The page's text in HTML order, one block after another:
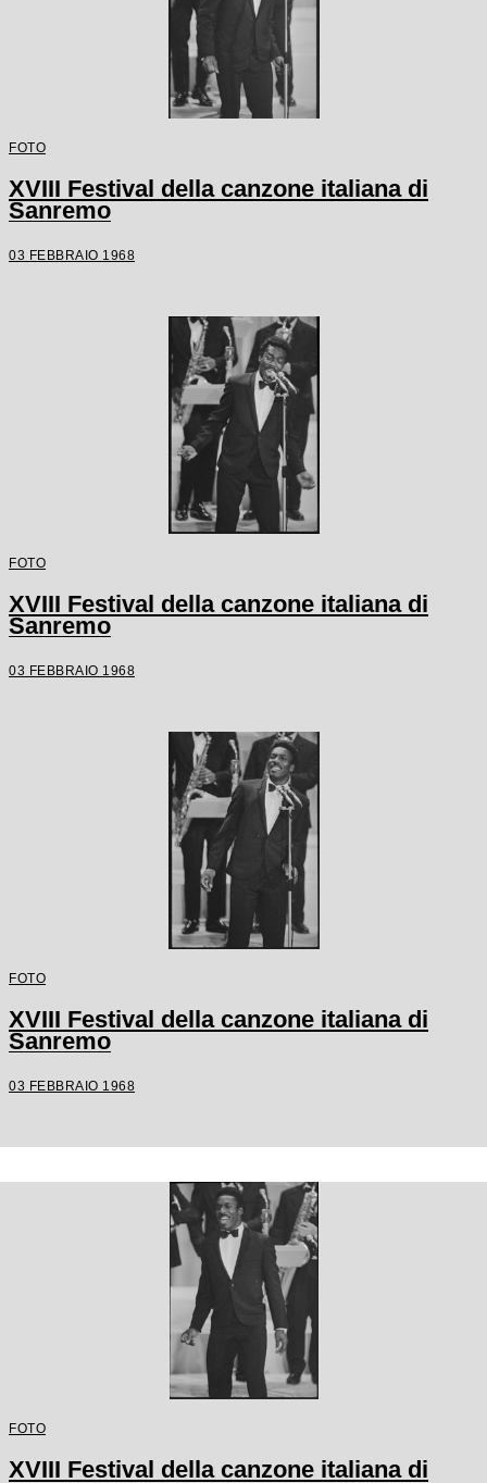
FOTO
XVIII Festival della canzone italiana di
Sanremo
03 FEBBRAIO 1968
FOTO
XVIII Festival della canzone italiana di
Sanremo
03 FEBBRAIO 1968
FOTO
XVIII Festival della canzone italiana di
Sanremo
03 FEBBRAIO 1968
FOTO
XVIII Festival della canzone italiana di